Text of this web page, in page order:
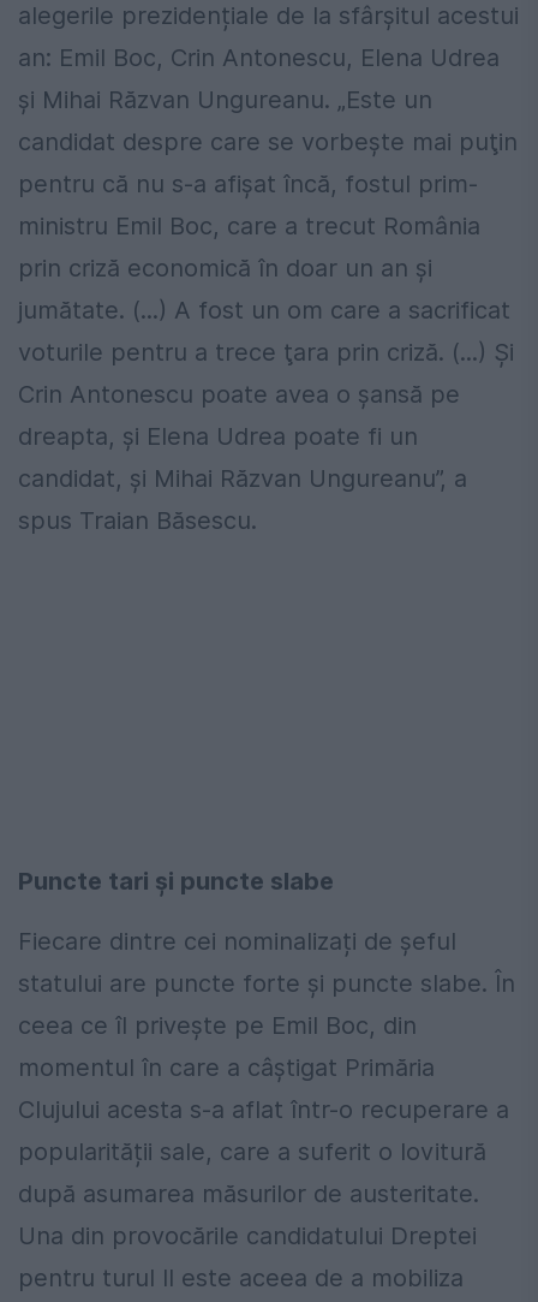
alegerile prezidențiale de la sfârșitul acestui
an: Emil Boc, Crin Antonescu, Elena Udrea
și Mihai Răzvan Ungureanu. „Este un
candidat despre care se vorbeşte mai puţin
pentru că nu s-a afişat încă, fostul prim-
ministru Emil Boc, care a trecut România
prin criză economică în doar un an şi
jumătate. (...) A fost un om care a sacrificat
voturile pentru a trece ţara prin criză. (...) Și
Crin Antonescu poate avea o șansă pe
dreapta, și Elena Udrea poate fi un
candidat, și Mihai Răzvan Ungureanu”, a
spus Traian Băsescu.
Puncte tari și puncte slabe
Fiecare dintre cei nominalizați de șeful
statului are puncte forte și puncte slabe. În
ceea ce îl privește pe Emil Boc, din
momentul în care a câștigat Primăria
Clujului acesta s-a aflat într-o recuperare a
popularității sale, care a suferit o lovitură
după asumarea măsurilor de austeritate.
Una din provocările candidatului Dreptei
pentru turul II este aceea de a mobiliza